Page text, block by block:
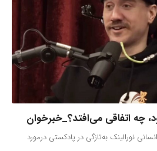
چه اتفاقی می‌افتد؟_خبرخوان
نورالینک به‌تازگی در پادکستی درمورد